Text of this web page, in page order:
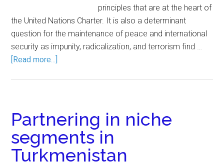
principles that are at the heart of
the United Nations Charter. It is also a determinant
question for the maintenance of peace and international
security as impunity, radicalization, and terrorism find …
[Read more...]
Partnering in niche
segments in
Turkmenistan